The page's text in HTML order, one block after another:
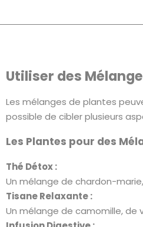
Utiliser des
Les mélanges de plantes
possible de cibler plusieurs
Les Plantes pour des
Thé Détox :
Un mélange de chardon-
Tisane Relaxante :
Un mélange de camomille, de